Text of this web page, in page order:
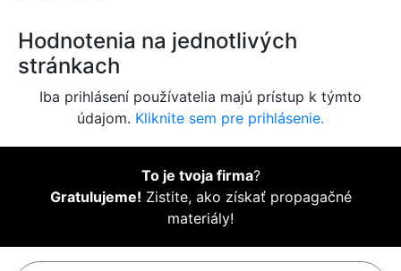
Hodnotenia na jednotlivých
stránkach
Iba prihlásení používatelia majú prístup k týmto
údajom. Kliknite sem pre prihlásenie.
To je tvoja firma?
Gratulujeme! Zistite, ako získať propagačné
materiály!